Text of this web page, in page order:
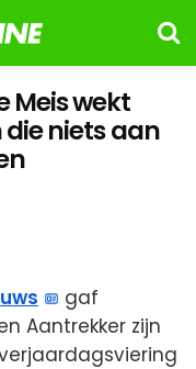
Meis wekt
niets aan
gaf
Aantrekker zijn